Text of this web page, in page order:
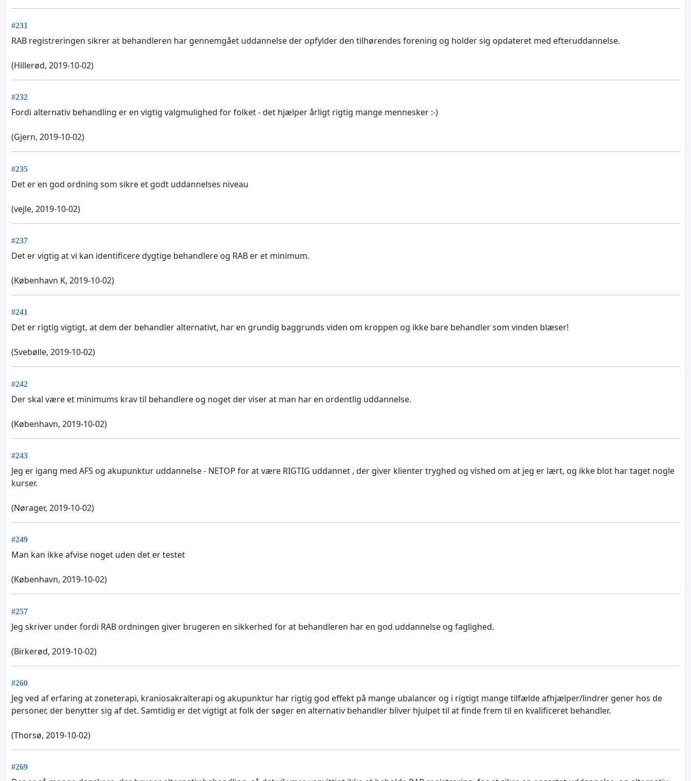
#231
RAB registreringen sikrer at behandleren har gennemgået uddannelse der opfylder den tilhørendes forening og holder sig opdateret med efteruddannelse.
(Hillerød, 2019-10-02)
#232
Fordi alternativ behandling er en vigtig valgmulighed for folket - det hjælper årligt rigtig mange mennesker :-)
(Gjern, 2019-10-02)
#235
Det er en god ordning som sikre et godt uddannelses niveau
(vejle, 2019-10-02)
#237
Det er vigtig at vi kan identificere dygtige behandlere og RAB er et minimum.
(København K, 2019-10-02)
#241
Det er rigtig vigtigt, at dem der behandler alternativt, har en grundig baggrunds viden om kroppen og ikke bare behandler som vinden blæser!
(Svebølle, 2019-10-02)
#242
Der skal være et minimums krav til behandlere og noget der viser at man har en ordentlig uddannelse.
(København, 2019-10-02)
#243
Jeg er igang med AFS og akupunktur uddannelse - NETOP for at være RIGTIG uddannet , der giver klienter tryghed og vished om at jeg er lært, og ikke blot har taget nogle
kurser.
(Nørager, 2019-10-02)
#249
Man kan ikke afvise noget uden det er testet
(København, 2019-10-02)
#257
Jeg skriver under fordi RAB ordningen giver brugeren en sikkerhed for at behandleren har en god uddannelse og faglighed.
(Birkerød, 2019-10-02)
#260
Jeg ved af erfaring at zoneterapi, kraniosakralterapi og akupunktur har rigtig god effekt på mange ubalancer og i rigtigt mange tilfælde afhjælper/lindrer gener hos de
personer, der benytter sig af det. Samtidig er det vigtigt at folk der søger en alternativ behandler bliver hjulpet til at finde frem til en kvalificeret behandler.
(Thorsø, 2019-10-02)
#269